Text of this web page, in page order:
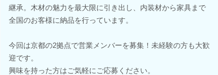
継承。木材の魅力を最大限に引き出し、内装材から家具まで
全国のお客様に納品を行っています。
今回は京都の2拠点で営業メンバーを募集！未経験の方も大歓
迎です。
興味を持った方はご気軽にご応募ください。